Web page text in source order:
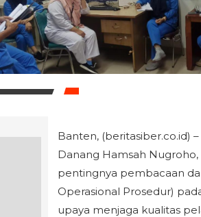
Banten, (beritasiber.co.id)
Danang Hamsah
pentingnya pembacaan
Operasional Prosedur)
upaya menjaga kualitas